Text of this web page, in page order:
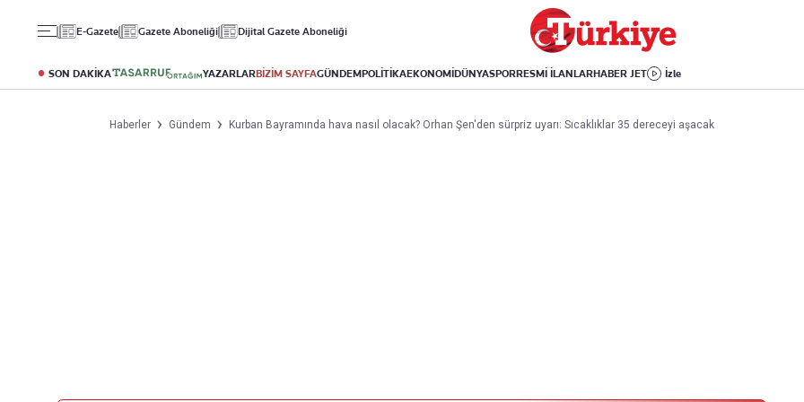
E-Gazete Gazete Aboneliği Dijital Gazete Aboneliği
SON DAKİKA YAZARLARBİZİM SAYFAGÜNDEMPOLİTİKAEKONOMİDÜNYASPORRESMİ İLANLARHABER JET İzle
Altın
Döviz
Kripto Para
Puan Durumu
Fikstür
Avrupa Ligi
Avrupa
Amerika
İsrail-Gazze
Yaşam
Sağlık
Yemek
Aktüel
Kitap
Haberler Gündem Kurban Bayramında hava nasıl olacak? Orhan Şen'den sürpriz uyarı: Sıcaklıklar 35 dereceyi aşacak